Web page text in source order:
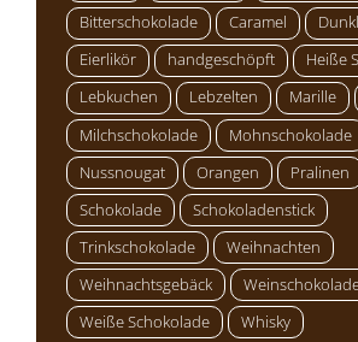
Bitterschokolade
Caramel
Eierlikör
handgeschöpft
Heiße
Lebkuchen
Lebzelten Marille
Milchschokolade
Mohnschokolade
Nussnougat
Orangen
Pralinen
Schokolade
Schokoladenstick
Trinkschokolade
Weihnachten
Weihnachtsgebäck
Weiße Schokolade
Whisky